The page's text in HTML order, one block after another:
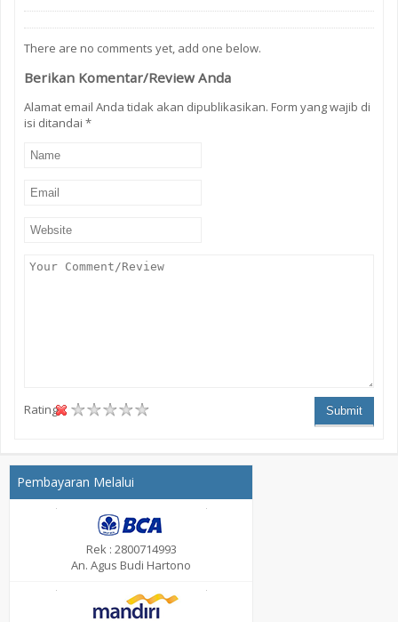
There are no comments yet, add one below.
Berikan Komentar/Review Anda
Alamat email Anda tidak akan dipublikasikan. Form yang wajib di
isi ditandai *
Rating : Submit
Pembayaran Melalui
Rek : 2800714993
An. Agus Budi Hartono